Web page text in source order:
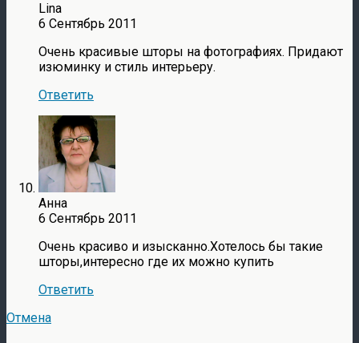
Lina
6 Сентябрь 2011
Очень красивые шторы на фотографиях. Придают
изюминку и стиль интерьеру.
Ответить
Анна
6 Сентябрь 2011
Очень красиво и изысканно.Хотелось бы такие
шторы,интересно где их можно купить
Ответить
Отмена